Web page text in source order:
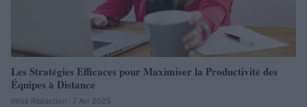
Les Stratégies Efficaces pour Maximiser la Productivité des
Équipes à Distance
Infos Rédaction · 7 Avr 2025